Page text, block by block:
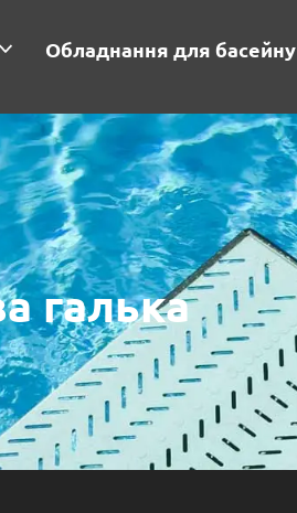
Обладнання для басейну
галька